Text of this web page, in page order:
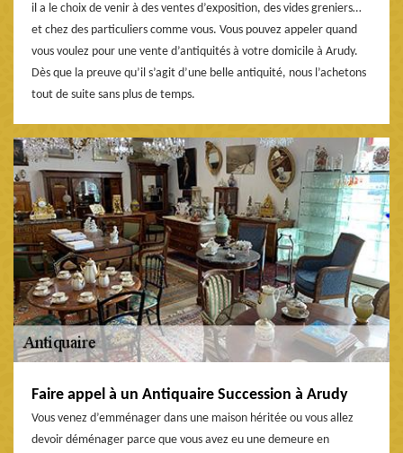
il a le choix de venir à des ventes d’exposition, des vides greniers…
et chez des particuliers comme vous. Vous pouvez appeler quand
vous voulez pour une vente d’antiquités à votre domicile à Arudy.
Dès que la preuve qu’il s’agit d’une belle antiquité, nous l’achetons
tout de suite sans plus de temps.
Faire appel à un Antiquaire Succession à Arudy
Vous venez d’emménager dans une maison héritée ou vous allez
devoir déménager parce que vous avez eu une demeure en